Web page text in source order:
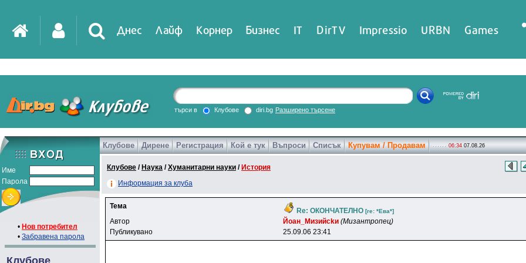
Днес Лайф Корнер Бизнес IT DirTV Impressio URBN Games
търси в Клубове diri.bg Разширено търсене
Име
Парола
• Нов потребител
• Забравена парола
Клубове
Клубове Дирене Регистрация Кой е тук Въпроси Списък Купувам / Продавам 06:34 07.08.26
Клубове / Наука /Хуманитарни науки / История
Информация за клуба
Тема
Re: ОКОНЧАТЕЛНО [re: *Eвa*]
Автор Йoaн_Mизийckи (Мизантропец)
Публикувано
25.09.06 23:41